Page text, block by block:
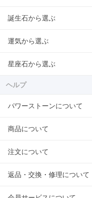
誕生石から選ぶ
運気から選ぶ
星座石から選ぶ
ヘルプ
パワーストーンについて
商品について
注文について
返品・交換・修理について